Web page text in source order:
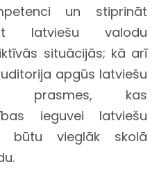
un stiprināt
latviešu valodu
situācijās; kā arī
apgūs latviešu
prasmes, kas
ieguvei latviešu
būtu vieglāk skolā